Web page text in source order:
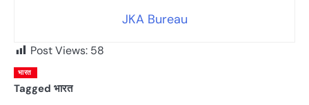
JKA Bureau
Post Views: 58
भारत
Tagged भारत